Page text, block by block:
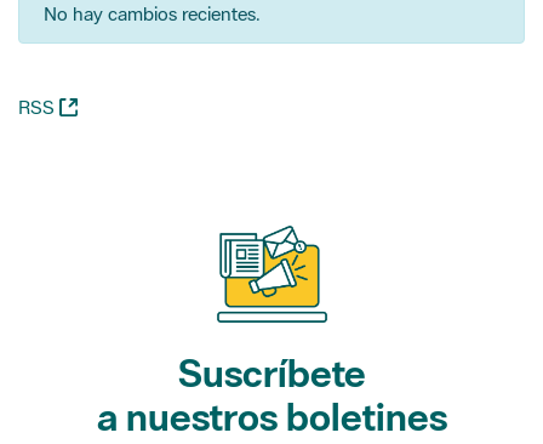
No hay cambios recientes.
RSS (Abre una nueva ventana)
Suscríbete
a nuestros boletines